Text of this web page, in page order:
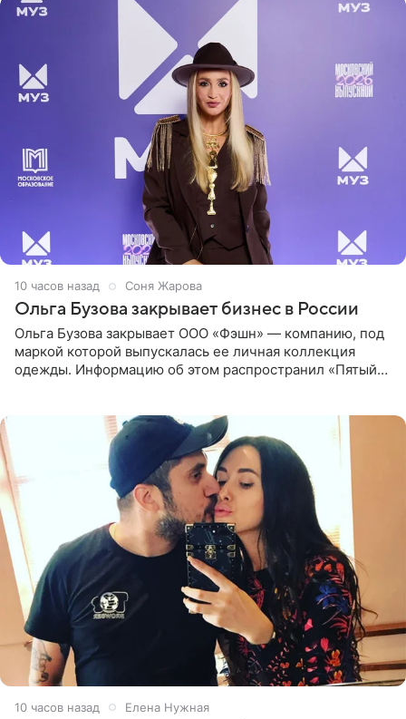
10 часов назад Соня Жарова
Ольга Бузова закрывает бизнес в России
Ольга Бузова закрывает ООО «Фэшн» — компанию, под
маркой которой выпускалась ее личная коллекция
одежды. Информацию об этом распространил «Пятый
10 часов назад Елена Нужная